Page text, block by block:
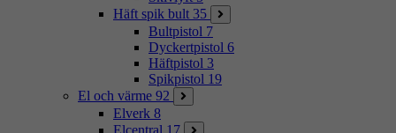
Häft spik bult 35
Bultpistol 7
Dyckertpistol 6
Häftpistol 3
Spikpistol 19
El och värme 92
Elverk 8